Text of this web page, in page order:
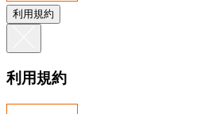
利用規約
利用規約